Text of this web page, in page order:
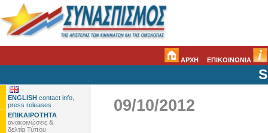
ΑΡΧΗ ΕΠΙΚΟΙΝΩΝΙΑ
ENGLISH contact info,
press releases
ΕΠΙΚΑΙΡΟΤΗΤΑ
ανακοινώσεις &
δελτία Τύπου
09/10/2012